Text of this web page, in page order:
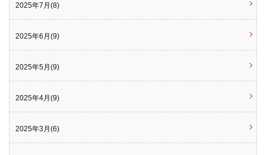
2025年7月(8)
2025年6月(9)
2025年5月(9)
2025年4月(9)
2025年3月(6)